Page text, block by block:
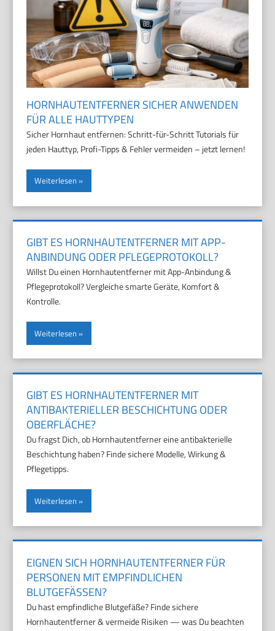
HORNHAUTENTFERNER SICHER ANWENDEN
FÜR ALLE HAUTTYPEN
Sicher Hornhaut entfernen: Schritt-für-Schritt Tutorials für
jeden Hauttyp, Profi-Tipps & Fehler vermeiden – jetzt lernen!
Weiterlesen
GIBT ES HORNHAUTENTFERNER MIT APP-
ANBINDUNG ODER PFLEGEPROTOKOLL?
Willst Du einen Hornhautentferner mit App-Anbindung &
Pflegeprotokoll? Vergleiche smarte Geräte, Komfort &
Kontrolle.
Weiterlesen
GIBT ES HORNHAUTENTFERNER MIT
ANTIBAKTERIELLER BESCHICHTUNG ODER
OBERFLÄCHE?
Du fragst Dich, ob Hornhautentferner eine antibakterielle
Beschichtung haben? Finde sichere Modelle, Wirkung &
Pflegetipps.
Weiterlesen
EIGNEN SICH HORNHAUTENTFERNER FÜR
PERSONEN MIT EMPFINDLICHEN
BLUTGEFÄSSEN?
Du hast empfindliche Blutgefäße? Finde sichere
Hornhautentferner & vermeide Risiken — was Du beachten